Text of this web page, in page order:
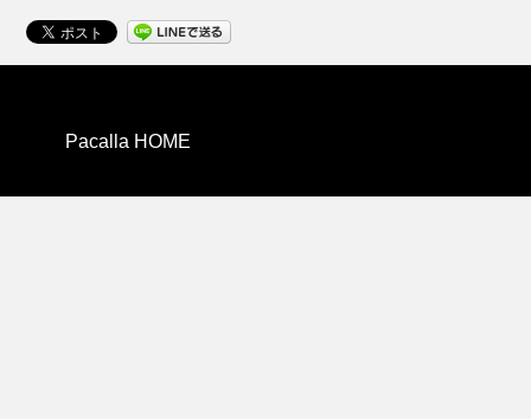
Pacalla HOME